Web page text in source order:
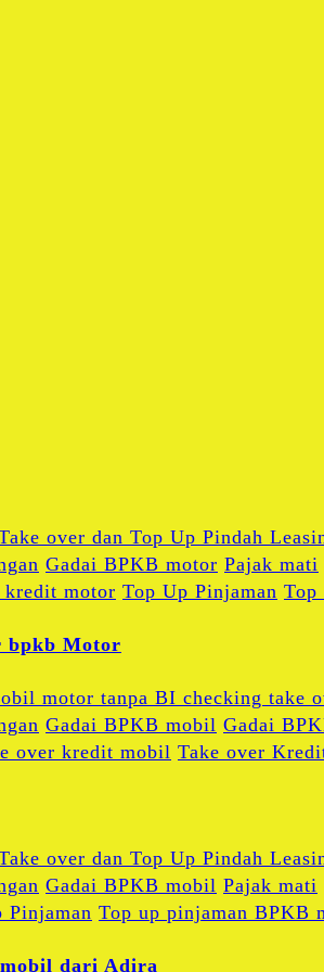
Gadai BPKB motor Pajak mati
kredit motor Top Up Pinjaman Top
bpkb Motor
Gadai BPKB mobil Gadai
over kredit mobil Take over
Gadai BPKB mobil Pajak mati
Pinjaman Top up pinjaman BPKB
dari Adira